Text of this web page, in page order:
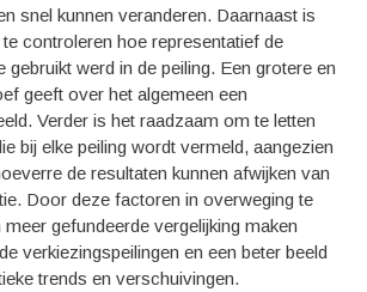
snel kunnen veranderen. Daarnaast is
controleren hoe representatief de
gebruikt werd in de peiling. Een grotere en
geeft over het algemeen een
Verder is het raadzaam om te letten
bij elke peiling wordt vermeld, aangezien
de resultaten kunnen afwijken van
Door deze factoren in overweging te
gefundeerde vergelijking maken
verkiezingspeilingen en een beter beeld
trends en verschuivingen.